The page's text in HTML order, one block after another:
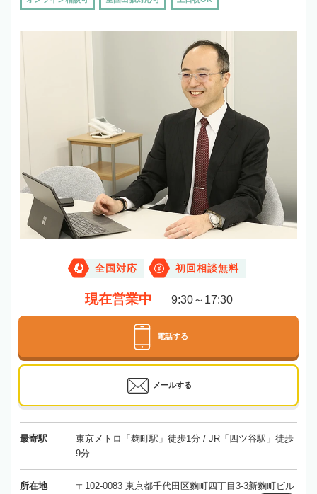
全国対応 初回相談無料
現在営業中 9:30～17:30
電話する
メールする
最寄駅
東京メトロ「麹町駅」徒歩1分 / JR「四ツ谷駅」徒歩
9分
所在地
〒102-0083 東京都千代田区麴町四丁目3-3新麴町ビル